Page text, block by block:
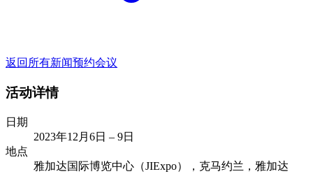
返回所有新闻预约会议
活动详情
日期
2023年12月6日 – 9日
地点
雅加达国际博览中心（JIExpo），克马约兰，雅加达